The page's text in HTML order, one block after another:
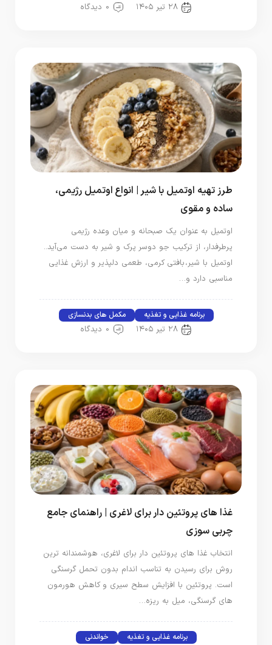
۲۸ تیر ۱۴۰۵ 0 دیدگاه
طرز تهیه اوتمیل با شیر | انواع اوتمیل رژیمی،
ساده و مقوی
اوتمیل به عنوان یک صبحانه و میان‌ وعده رژیمی
پرطرفدار، از ترکیب جو دوسر پرک و شیر به دست می‌آید..
اوتمیل با شیر، بافتی کرمی، طعمی دلپذیر و ارزش غذایی
مناسبی دارد و…
برنامه غذایی و تغذیه مکمل های بدنسازی
۲۸ تیر ۱۴۰۵ 0 دیدگاه
غذا های پروتئین دار برای لاغری | راهنمای جامع
چربی‌ سوزی
انتخاب غذا های پروتئین‌ دار برای لاغری، هوشمندانه‌ ترین
روش برای رسیدن به تناسب اندام بدون تحمل گرسنگی‌
است. پروتئین با افزایش سطح سیری و کاهش هورمون‌
های گرسنگی، میل به ریزه‌…
برنامه غذایی و تغذیه خواندنی